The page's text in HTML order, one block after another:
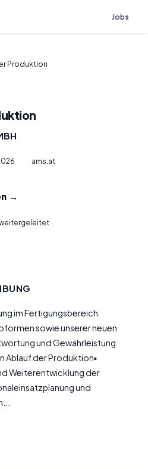
Jobs
Produktion
ams.at
→
weitergeleitet
im Fertigungsbereich
sowie unserer neuen
und Gewährleistung
Ablauf der Produktion▪
Weiterentwicklung der
und